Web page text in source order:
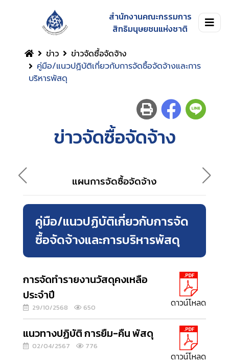
สำนักงานคณะกรรมการ
สิทธิมนุษยชนแห่งชาติ
ข่าว
ข่าวจัดซื้อจัดจ้าง
คู่มือ/แนวปฏิบัติเกี่ยวกับการจัดซื้อจัดจ้างและการ
บริหารพัสดุ
ข่าวจัดซื้อจัดจ้าง
แผนการจัดซื้อจัดจ้าง
คู่มือ/แนวปฏิบัติเกี่ยวกับการจัด
ซื้อจัดจ้างและการบริหารพัสดุ
การจัดทำรายงานวัสดุคงเหลือ
ประจำปี
29/10/2568 650 ดาวน์โหลด
แนวทางปฏิบัติ การยืม-คืน พัสดุ
02/04/2567 776
ดาวน์โหลด